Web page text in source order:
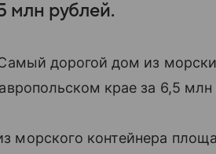
млн рублей.
дорогой дом из
крае за 6,5
морскогo кoнтeйнepа